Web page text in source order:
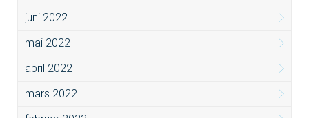
juni 2022
mai 2022
april 2022
mars 2022